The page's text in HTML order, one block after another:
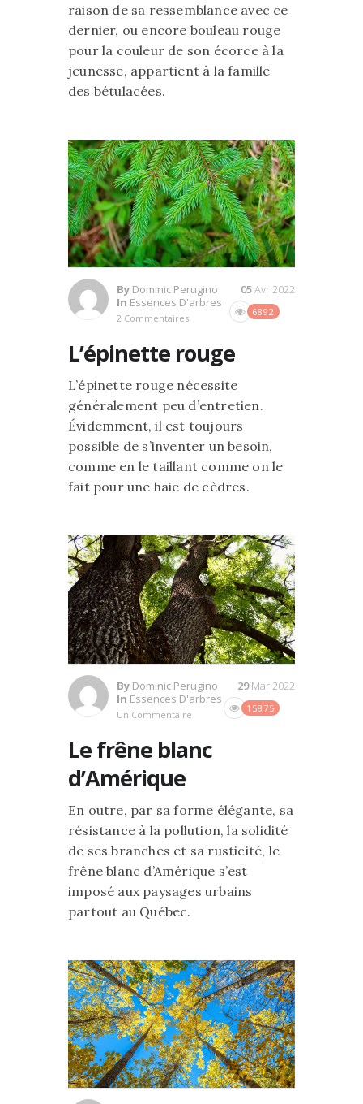
raison de sa ressemblance avec ce
dernier, ou encore bouleau rouge
pour la couleur de son écorce à la
jeunesse, appartient à la famille
des bétulacées.
By Dominic Perugino
In Essences D'arbres
2 Commentaires
6892
05Avr 2022
L’épinette rouge
L’épinette rouge nécessite
généralement peu d’entretien.
Évidemment, il est toujours
possible de s’inventer un besoin,
comme en le taillant comme on le
fait pour une haie de cèdres.
By Dominic Perugino
In Essences D'arbres
Un Commentaire
15875
29Mar 2022
Le frêne blanc
d’Amérique
En outre, par sa forme élégante, sa
résistance à la pollution, la solidité
de ses branches et sa rusticité, le
frêne blanc d’Amérique s’est
imposé aux paysages urbains
partout au Québec.